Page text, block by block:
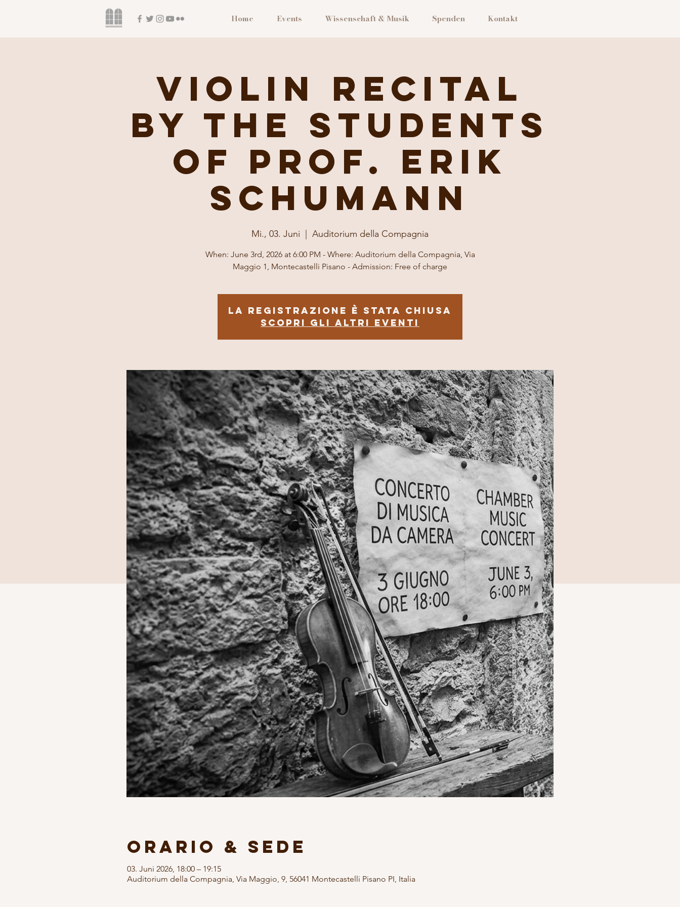
Home Events Wissenschaft & Musik Spenden Kontakt
Violin Recital
by the Students
of Prof. Erik
Schumann
Mi., 03. Juni Auditorium della Compagnia
When: June 3rd, 2026 at 6:00 PM - Where: Auditorium della Compagnia, Via
Maggio 1, Montecastelli Pisano - Admission: Free of charge
La registrazione è stata chiusa
Scopri gli altri eventi
Orario & Sede
03. Juni 2026, 18:00 – 19:15
Auditorium della Compagnia, Via Maggio, 9, 56041 Montecastelli Pisano PI, Italia